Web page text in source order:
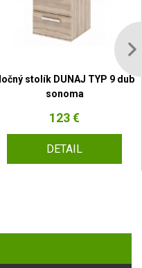
stolík DUNAJ TYP 9 dub
sonoma
123 €
DETAIL